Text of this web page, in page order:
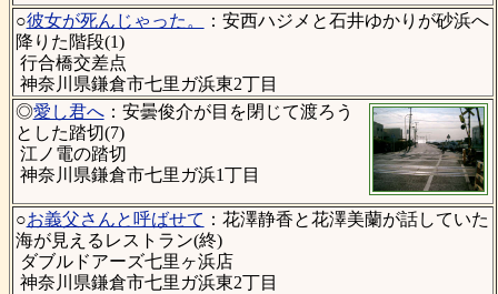
○彼女が死んじゃった。
：安西ハジメと石井ゆかりが砂浜へ
降りた階段(1)
行合橋交差点
神奈川県鎌倉市七里ガ浜東2丁目
◎愛し君へ：安曇俊介が目を閉じて渡ろう
とした踏切(7)
江ノ電の踏切
神奈川県鎌倉市七里ガ浜1丁目
○お義父さんと呼ばせて ：花澤静香と花澤美蘭が話していた
海が見えるレストラン(終)
ダブルドアーズ七里ヶ浜店
神奈川県鎌倉市七里ガ浜東2丁目